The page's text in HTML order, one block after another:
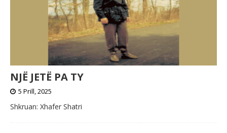
NJË JETË PA TY
5 Prill, 2025
Shkruan: Xhafer Shatri